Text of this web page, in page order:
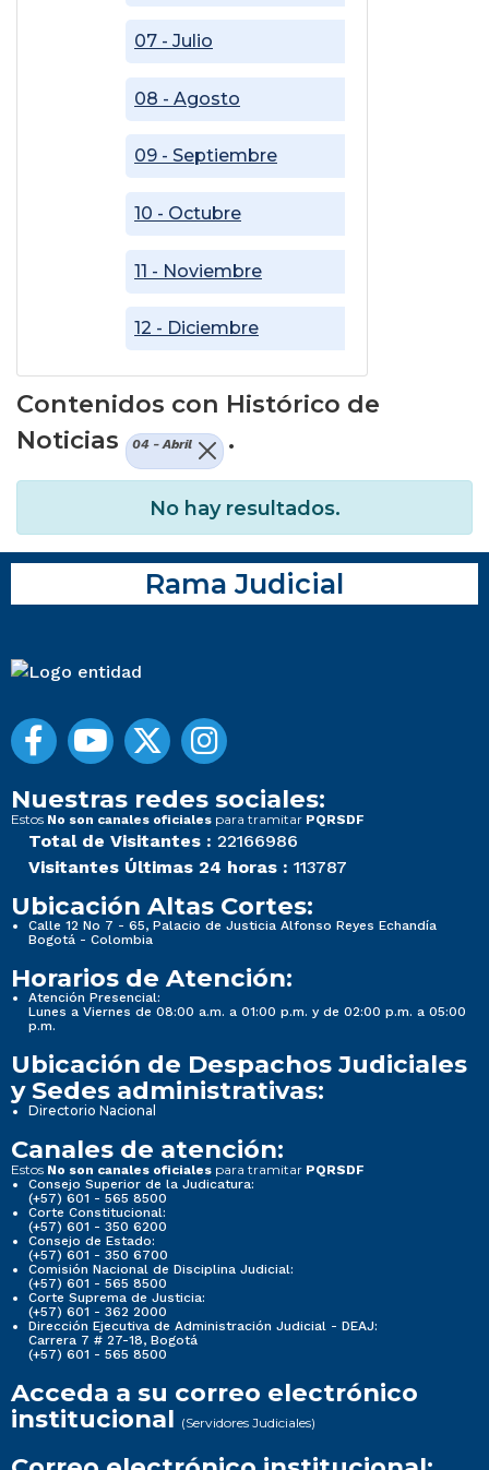
07 - Julio
08 - Agosto
09 - Septiembre
10 - Octubre
11 - Noviembre
12 - Diciembre
Contenidos con Histórico de
Noticias
04 - Abril .
No hay resultados.
Rama Judicial
Nuestras redes sociales:
Estos No son canales oficiales para tramitar PQRSDF
Total de Visitantes : 22166986
Visitantes Últimas 24 horas : 113787
Ubicación Altas Cortes:
Calle 12 No 7 - 65, Palacio de Justicia Alfonso Reyes Echandía
Bogotá - Colombia
Horarios de Atención:
Atención Presencial:
Lunes a Viernes de 08:00 a.m. a 01:00 p.m. y de 02:00 p.m. a 05:00
p.m.
Ubicación de Despachos Judiciales
y Sedes administrativas:
Directorio Nacional
Canales de atención:
Estos No son canales oficiales para tramitar PQRSDF
Consejo Superior de la Judicatura:
(+57) 601 - 565 8500
Corte Constitucional:
(+57) 601 - 350 6200
Consejo de Estado:
(+57) 601 - 350 6700
Comisión Nacional de Disciplina Judicial:
(+57) 601 - 565 8500
Corte Suprema de Justicia:
(+57) 601 - 362 2000
Dirección Ejecutiva de Administración Judicial - DEAJ:
Carrera 7 # 27-18, Bogotá
(+57) 601 - 565 8500
Acceda a su correo electrónico
institucional (Servidores Judiciales)